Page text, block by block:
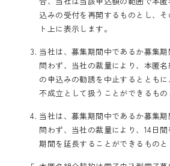
込みの受付を再開するものとし、
ト上に表示します。
当社は、募集期間中であるか募集
問わず、当社の裁量により、本匿
の申込みの勧誘を中止するととも
不成立として扱うことができるもの
当社は、募集期間中であるか募集
問わず、当社の裁量により、14日
期間を延長することができるものと